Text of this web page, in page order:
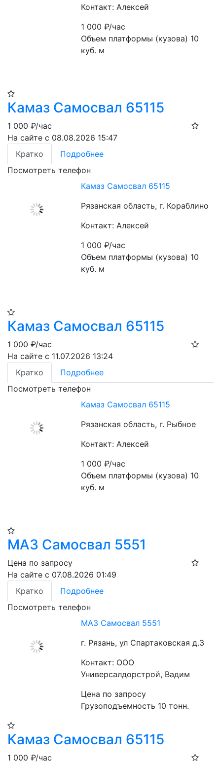
Контакт: Алексей
1 000₽/час
Объем платформы (кузова) 10
куб. м
Камаз Самосвал 65115
1 000 ₽/час
На сайте с 08.08.2026 15:47
Кратко
Подробнее
Посмотреть телефон
Камаз Самосвал 65115
Рязанская область, г. Кораблино
Контакт: Алексей
1 000₽/час
Объем платформы (кузова) 10
куб. м
Камаз Самосвал 65115
1 000 ₽/час
На сайте с 11.07.2026 13:24
Кратко
Подробнее
Посмотреть телефон
Камаз Самосвал 65115
Рязанская область, г. Рыбное
Контакт: Алексей
1 000₽/час
Объем платформы (кузова) 10
куб. м
МАЗ Самосвал 5551
Цена по запросу
На сайте с 07.08.2026 01:49
Кратко
Подробнее
Посмотреть телефон
МАЗ Самосвал 5551
г. Рязань, ул Спартаковская д.3
Контакт: ООО
Универсалдорстрой, Вадим
Цена по запросу
Грузоподъемность 10 тонн.
Камаз Самосвал 65115
1 000 ₽/час